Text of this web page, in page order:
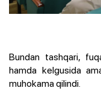
Bundan tashqari,
hamda kelgusida
muhokama qilindi.